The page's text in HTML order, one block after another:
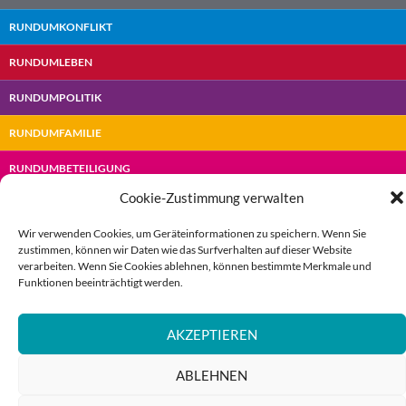
Cookie-Zustimmung verwalten
Wir verwenden Cookies, um Geräteinformationen zu speichern. Wenn Sie
zustimmen, können wir Daten wie das Surfverhalten auf dieser Website
verarbeiten. Wenn Sie Cookies ablehnen, können bestimmte Merkmale und
Funktionen beeinträchtigt werden.
AKZEPTIEREN
ABLEHNEN
RUNDUMKONFLIKT
RUNDUMLEBEN
RUNDUMPOLITIK
RUNDUMFAMILIE
RUNDUMBETEILIGUNG
(c) Rundumberatung |Impressum|Datenschutz|Cookies